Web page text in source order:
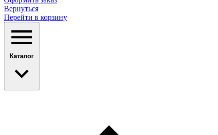
Вернуться
Перейти в корзину
Каталог